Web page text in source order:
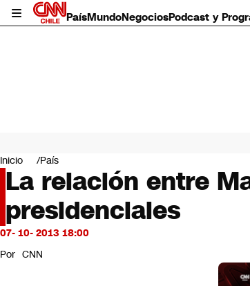
PaísMundoNegociosPodcast y
Mundo
Negocios
Deportes
Programas completos
Cultura
Servicios
Bits
CNN Data
Inicio País
La relación entre
presidenciales
07- 10- 2013 18:00
Por CNN